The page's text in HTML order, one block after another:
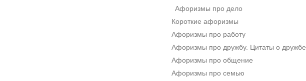
Афоризмы про дело
Короткие афоризмы
Афоризмы про работу
Афоризмы про дружбу. Цитаты о дружбе.
Афоризмы про общение
Афоризмы про семью